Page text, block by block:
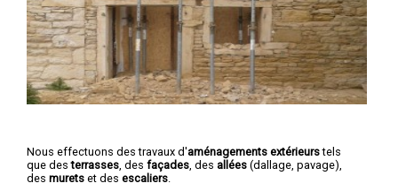
Nous effectuons des travaux d'aménagements extérieurstels
que desterrasses , des façades , des allées (dallage, pavage),
des murets et des escaliers